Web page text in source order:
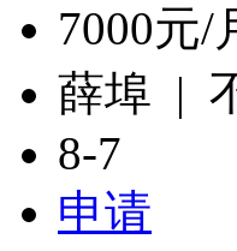
7000元/
薛埠 |
8-7
申请